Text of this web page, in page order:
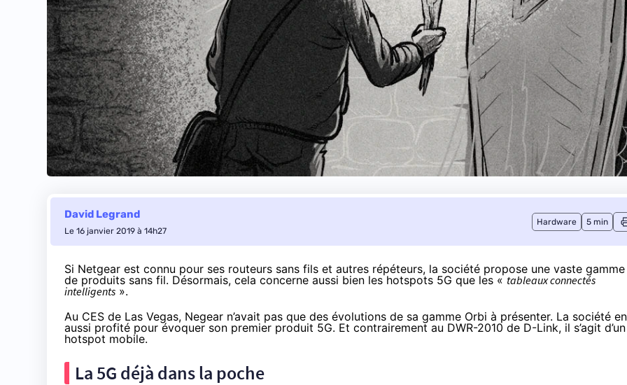
David Legrand
Le 16 janvier 2019 à 14h27
Hardware 5 min
Si Netgear est connu pour ses routeurs sans fils et autres répéteurs, la société propose une vaste gamme
de produits sans fil. Désormais, cela concerne aussi bien les hotspots 5G que les « tableaux connectés
intelligents ».
Au CES de Las Vegas, Negear n’avait pas que des évolutions de sa gamme Orbi à présenter. La société
aussi profité pour évoquer son premier produit 5G. Et contrairement au DWR-2010 de D-Link, il s’agit d’un
hotspot mobile.
La 5G déjà dans la poche